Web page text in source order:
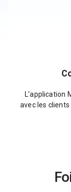
L'application
avec les